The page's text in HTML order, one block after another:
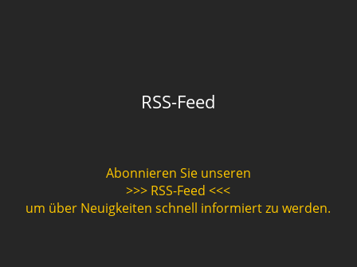
RSS-Feed
Abonnieren Sie unseren
>>> RSS-Feed <<<
um über Neuigkeiten schnell informiert zu werden.